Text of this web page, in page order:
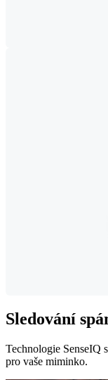
Sledování
Technologie SenseIQ
pro vaše miminko.